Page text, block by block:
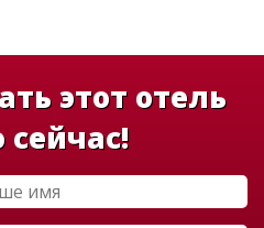
этот отель
сейчас!